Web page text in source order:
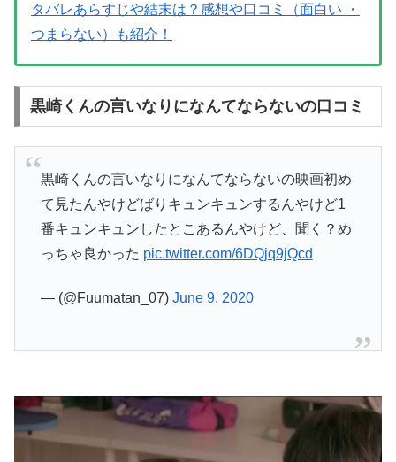
タバレあらすじや結末は？感想や口コミ（面白い ・
つまらない）も紹介！
黒崎くんの言いなりになんてならないの口コミ
黒崎くんの言いなりになんてならないの映画初め
て見たんやけどばりキュンキュンするんやけど1
番キュンキュンしたとこあるんやけど、聞く？め
っちゃ良かった pic.twitter.com/6DQjq9jQcd
— (@Fuumatan_07) June 9, 2020